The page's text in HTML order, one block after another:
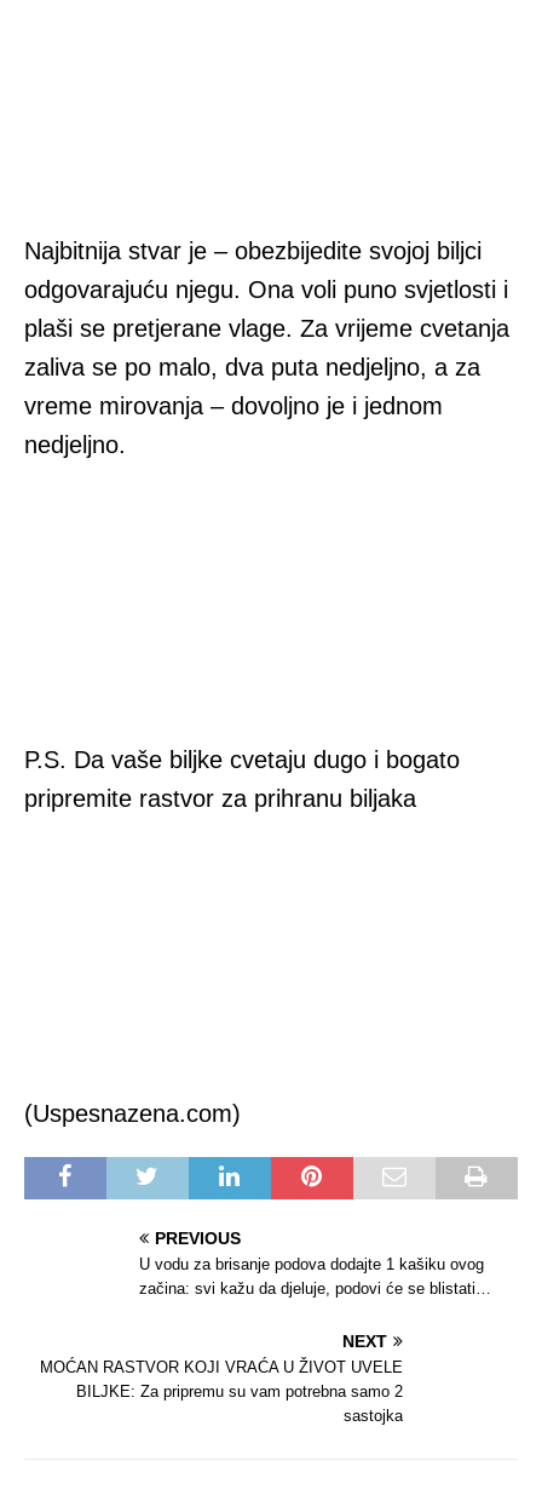
Najbitnija stvar je – obezbijedite svojoj biljci
odgovarajuću njegu. Ona voli puno svjetlosti i
plaši se pretjerane vlage. Za vrijeme cvetanja
zaliva se po malo, dva puta nedjeljno, a za
vreme mirovanja – dovoljno je i jednom
nedjeljno.
P.S. Da vaše biljke cvetaju dugo i bogato
pripremite rastvor za prihranu biljaka
(Uspesnazena.com)
PREVIOUS
U vodu za brisanje podova dodajte 1 kašiku ovog
začina: svi kažu da djeluje, podovi će se blistati…
NEXT
MOĆAN RASTVOR KOJI VRAĆA U ŽIVOT UVELE
BILJKE: Za pripremu su vam potrebna samo 2
sastojka